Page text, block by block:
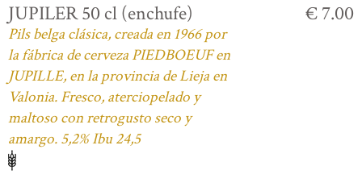
JUPILER 50 cl (enchufe)
Pils belga clásica, creada en 1966 por
la fábrica de cerveza PIEDBOEUF en
JUPILLE, en la provincia de Lieja en
Valonia. Fresco, aterciopelado y
maltoso con retrogusto seco y
amargo. 5,2% Ibu 24,5
€ 7.00